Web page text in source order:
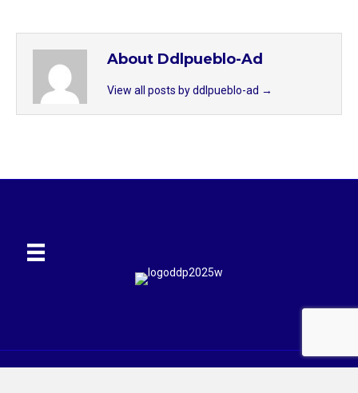
About Ddlpueblo-Ad
View all posts by ddlpueblo-ad →